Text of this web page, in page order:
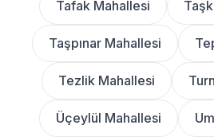
Tafak Mahallesi
Taşpınar Mahallesi
Tezlik Mahallesi
Üçeylül Mahallesi